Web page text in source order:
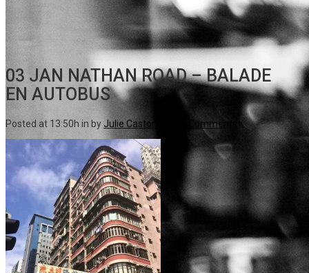
03 JAN NATHAN ROAD – BALADE
EN AUTOBUS
Posted at 13:50h in byJulie Castonguay 0 Comments